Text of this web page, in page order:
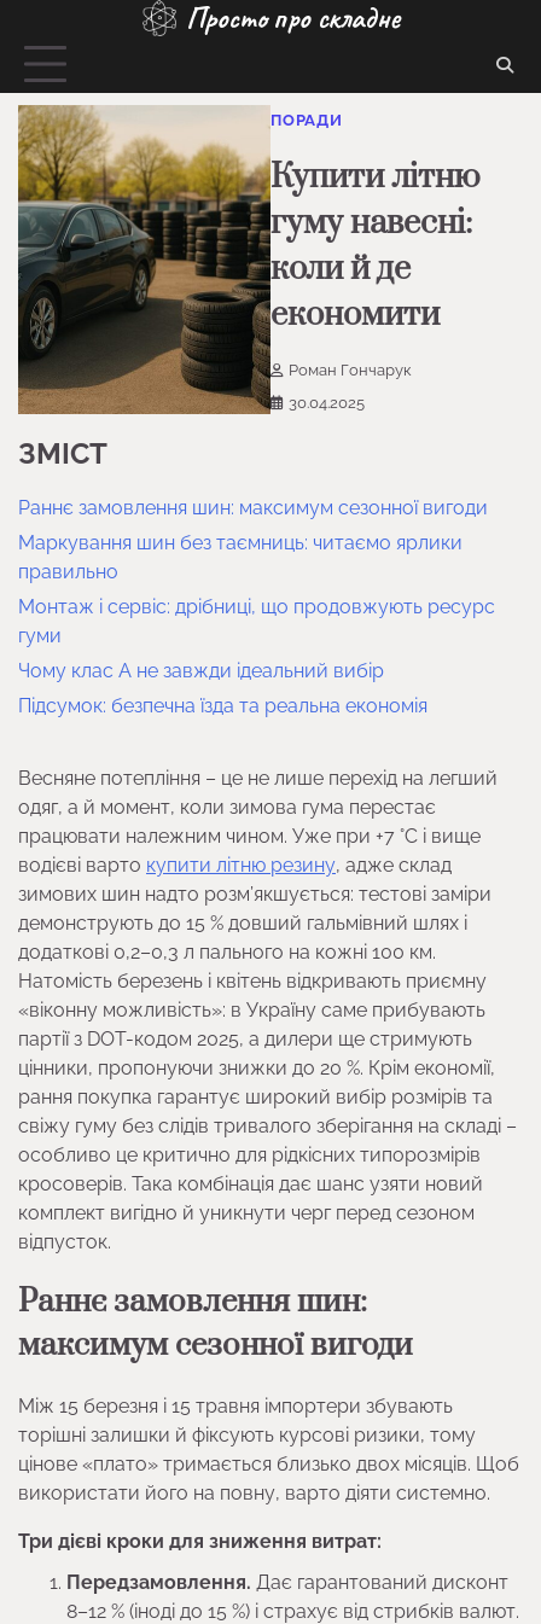
вмісту
Просто про складне
ПОРАДИ
Купити літню
гуму навесні:
коли й де
економити
Роман Гончарук
30.04.2025
ЗМІСТ
Раннє замовлення шин: максимум сезонної вигоди
Маркування шин без таємниць: читаємо ярлики
правильно
Монтаж і сервіс: дрібниці, що продовжують ресурс
гуми
Чому клас A не завжди ідеальний вибір
Підсумок: безпечна їзда та реальна економія
Весняне потепління – це не лише перехід на легший
одяг, а й момент, коли зимова гума перестає
працювати належним чином. Уже при +7 °C і вище
водієві варто купити літню резину, адже склад
зимових шин надто розм’якшується: тестові заміри
демонструють до 15 % довший гальмівний шлях і
додаткові 0,2–0,3 л пального на кожні 100 км.
Натомість березень і квітень відкривають приємну
«віконну можливість»: в Україну саме прибувають
партії з DOT-кодом 2025, а дилери ще стримують
цінники, пропонуючи знижки до 20 %. Крім економії,
рання покупка гарантує широкий вибір розмірів та
свіжу гуму без слідів тривалого зберігання на складі –
особливо це критично для рідкісних типорозмірів
кросоверів. Така комбінація дає шанс узяти новий
комплект вигідно й уникнути черг перед сезоном
відпусток.
Раннє замовлення шин:
максимум сезонної вигоди
Між 15 березня і 15 травня імпортери збувають
торішні залишки й фіксують курсові ризики, тому
цінове «плато» тримається близько двох місяців. Щоб
використати його на повну, варто діяти системно.
Три дієві кроки для зниження витрат:
Передзамовлення. Дає гарантований дисконт
8–12 % (іноді до 15 %) і страхує від стрибків валют.